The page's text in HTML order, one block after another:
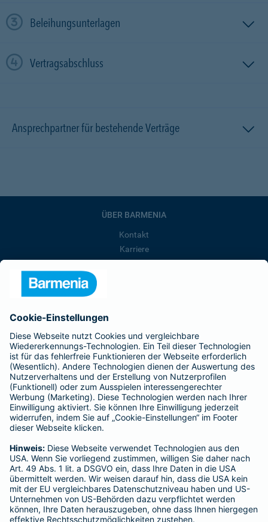
Beleihungsunterlagen
Vertragsabschluss
Ansprechpartner für bestehende Verträge
ÜBER BARMENIA
Kontakt
Karriere
Barmenia ist Teil der BarmeniaGothaer
BELIEBTE SEITEN
Kranken-Zusatzversicherung
Tierversicherungen
Haftpflichtversicherung
Hausratversicherung
Adresse ändern
Schaden melden
Kilometerstandsmeldung
Serviceübersicht